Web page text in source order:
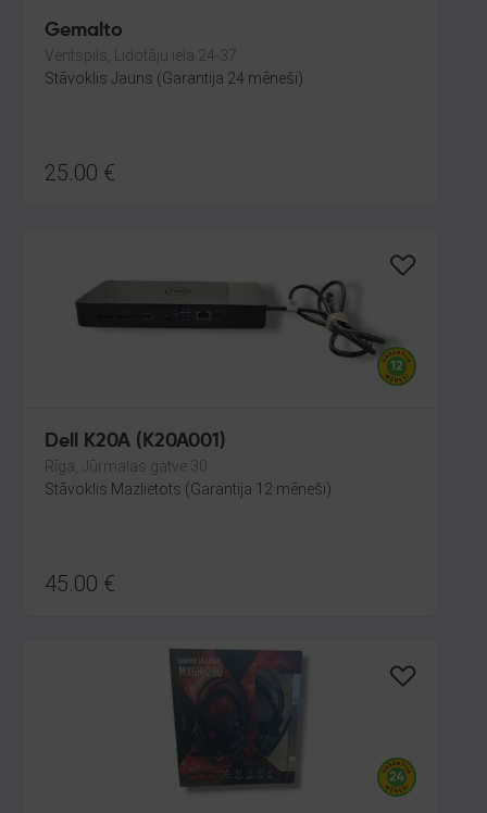
Gemalto
Ventspils, Lidotāju iela 24-37
Stāvoklis Jauns (Garantija 24 mēneši)
25.00 €
Dell K20A (K20A001)
Rīga, Jūrmalas gatve 30
Stāvoklis Mazlietots (Garantija 12 mēneši)
45.00 €